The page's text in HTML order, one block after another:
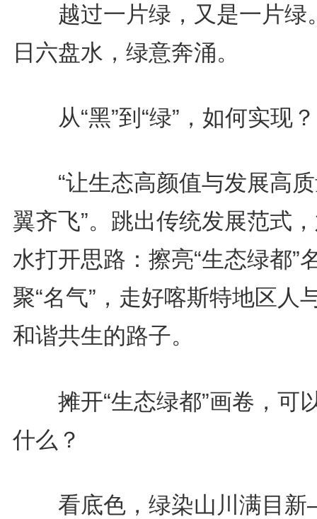
越过一片绿，又是一片绿
日六盘水，绿意奔涌。
从“黑”到“绿”，如何实现？
“让生态高颜值与发展高质
翼齐飞”。跳出传统发展范式
水打开思路：擦亮“生态绿都”
聚“名气”，走好喀斯特地区人
和谐共生的路子。
摊开“生态绿都”画卷，可
什么？
看底色，绿染山川满目